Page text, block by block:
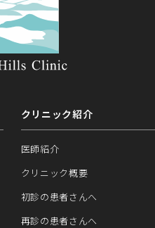
クリニック紹介
医師紹介
クリニック概要
初診の患者さんへ
再診の患者さんへ